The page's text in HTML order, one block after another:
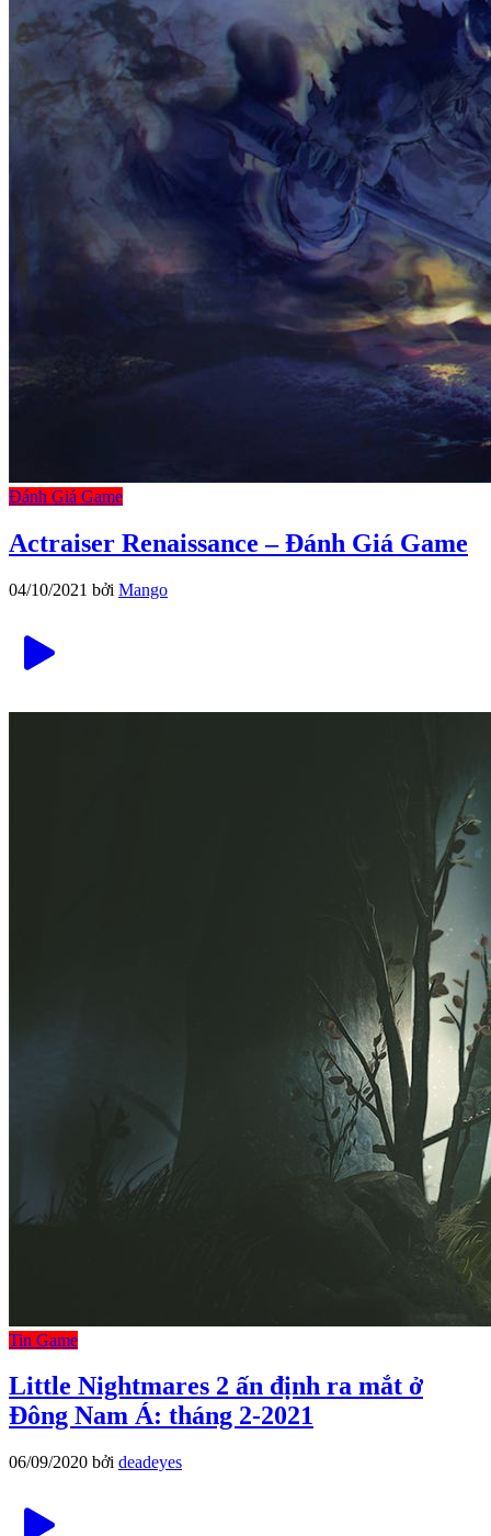
Đánh Giá Game
Actraiser Renaissance – Đánh Giá Game
04/10/2021 bởi Mango
Tin Game
Little Nightmares 2 ấn định ra mắt ở
Đông Nam Á: tháng 2-2021
06/09/2020 bởi deadeyes